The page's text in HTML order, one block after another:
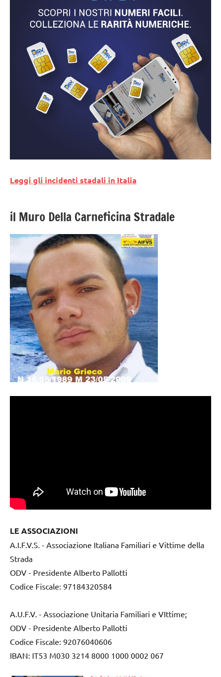
Leggi gli incidenti stadali in Italia
il Muro Della Carneficina Stradale
LE ASSOCIAZIONI
A.I.F.V.S. - Associazione Italiana Familiari e Vittime della
Strada
ODV - Presidente Alberto Pallotti
Codice Fiscale: 97184320584
A.U.F.V. - Associazione Unitaria Familiari e VIttime;
ODV - Presidente Alberto Pallotti
Codice Fiscale: 92076040606
IBAN: IT53 M030 3214 8000 1000 0002 067